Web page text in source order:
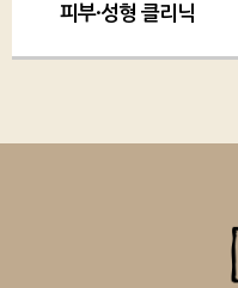
피부·성형 클리닉